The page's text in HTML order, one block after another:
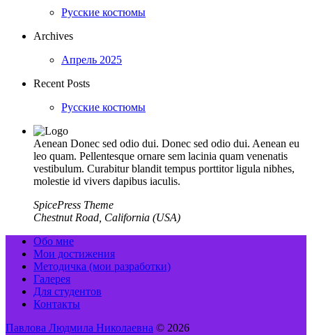
Русские костюмы
Archives
Апрель 2025
Recent Posts
Русские костюмы
Aenean Donec sed odio dui. Donec sed odio dui. Aenean eu
leo quam. Pellentesque ornare sem lacinia quam venenatis
vestibulum. Curabitur blandit tempus porttitor ligula nibhes,
molestie id vivers dapibus iaculis.
SpicePress Theme
Chestnut Road, California (USA)
Обо мне
Мои достижения
Методичка (мои разработки)
Галерея
Для студентов
Контакты
Павлова Людмила Николаевна © 2026